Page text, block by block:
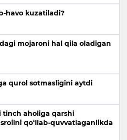
havo kuzatiladi?
mojaroni hal qila oladigan
qurol sotmasligini aytdi
tinch aholiga qarshi
qo‘llab-quvvatlaganlikda